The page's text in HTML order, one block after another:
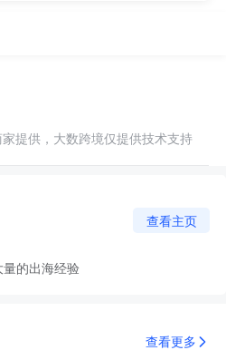
提供，大数跨境仅提供技术支持
查看主页
的出海经验
查看更多